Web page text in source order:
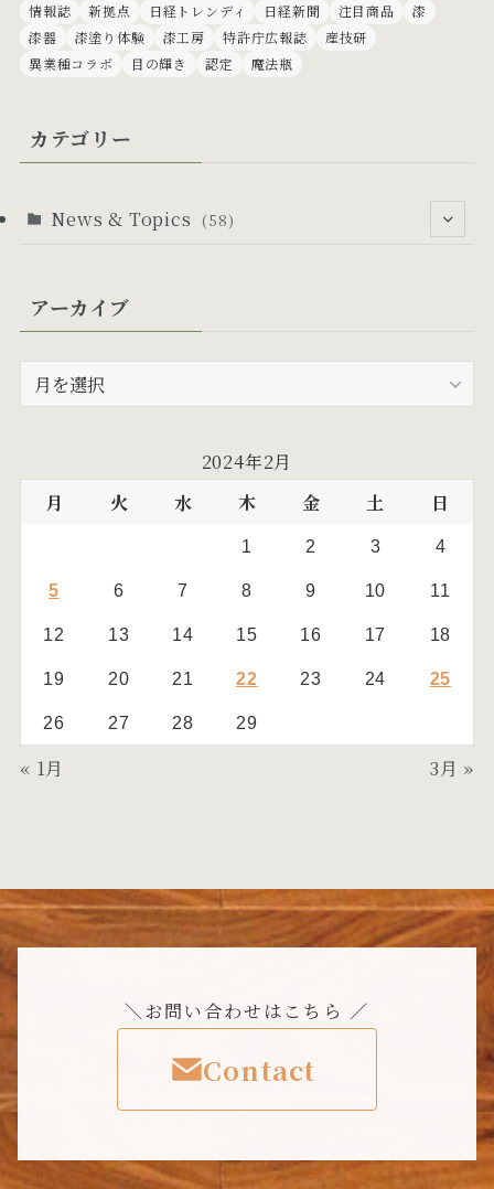
情報誌
新拠点 日経トレンディ 日経新聞 注目商品
漆
漆器
漆塗り体験 漆工房 特許庁広報誌
産技研
異業種コラボ
目の輝き 認定 魔法瓶
カテゴリー
News & Topics (58)
(10)
(19)
(6)
(5)
アーカイブ
ー
ブ
2024年2月
月
火 水 木 金 土 日
1 2 3 4
5 6 7 8 9 10 11
12 13 14 15 16 17 18
19 20 21 22 23 24 25
26 27 28 29
« 1月 3月 »
＼お問い合わせはこちら ／
Contact